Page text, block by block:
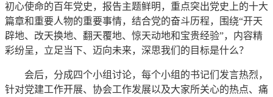
初心使命的百年党史，报告主题鲜明，重点突出党史上的十大
篇章和重要人物的重要事情，结合党的奋斗历程，围绕“开天
辟地、改天换地、翻天覆地、惊天动地和宝贵经验”，内容精
彩纷呈，立足当下、迈向未来，深思我们的目标是什么？
会后，分成四个小组讨论，每个小组的书记们发言热烈，
针对党建工作开展、协会工作发展以及大家所关心的热点、痛